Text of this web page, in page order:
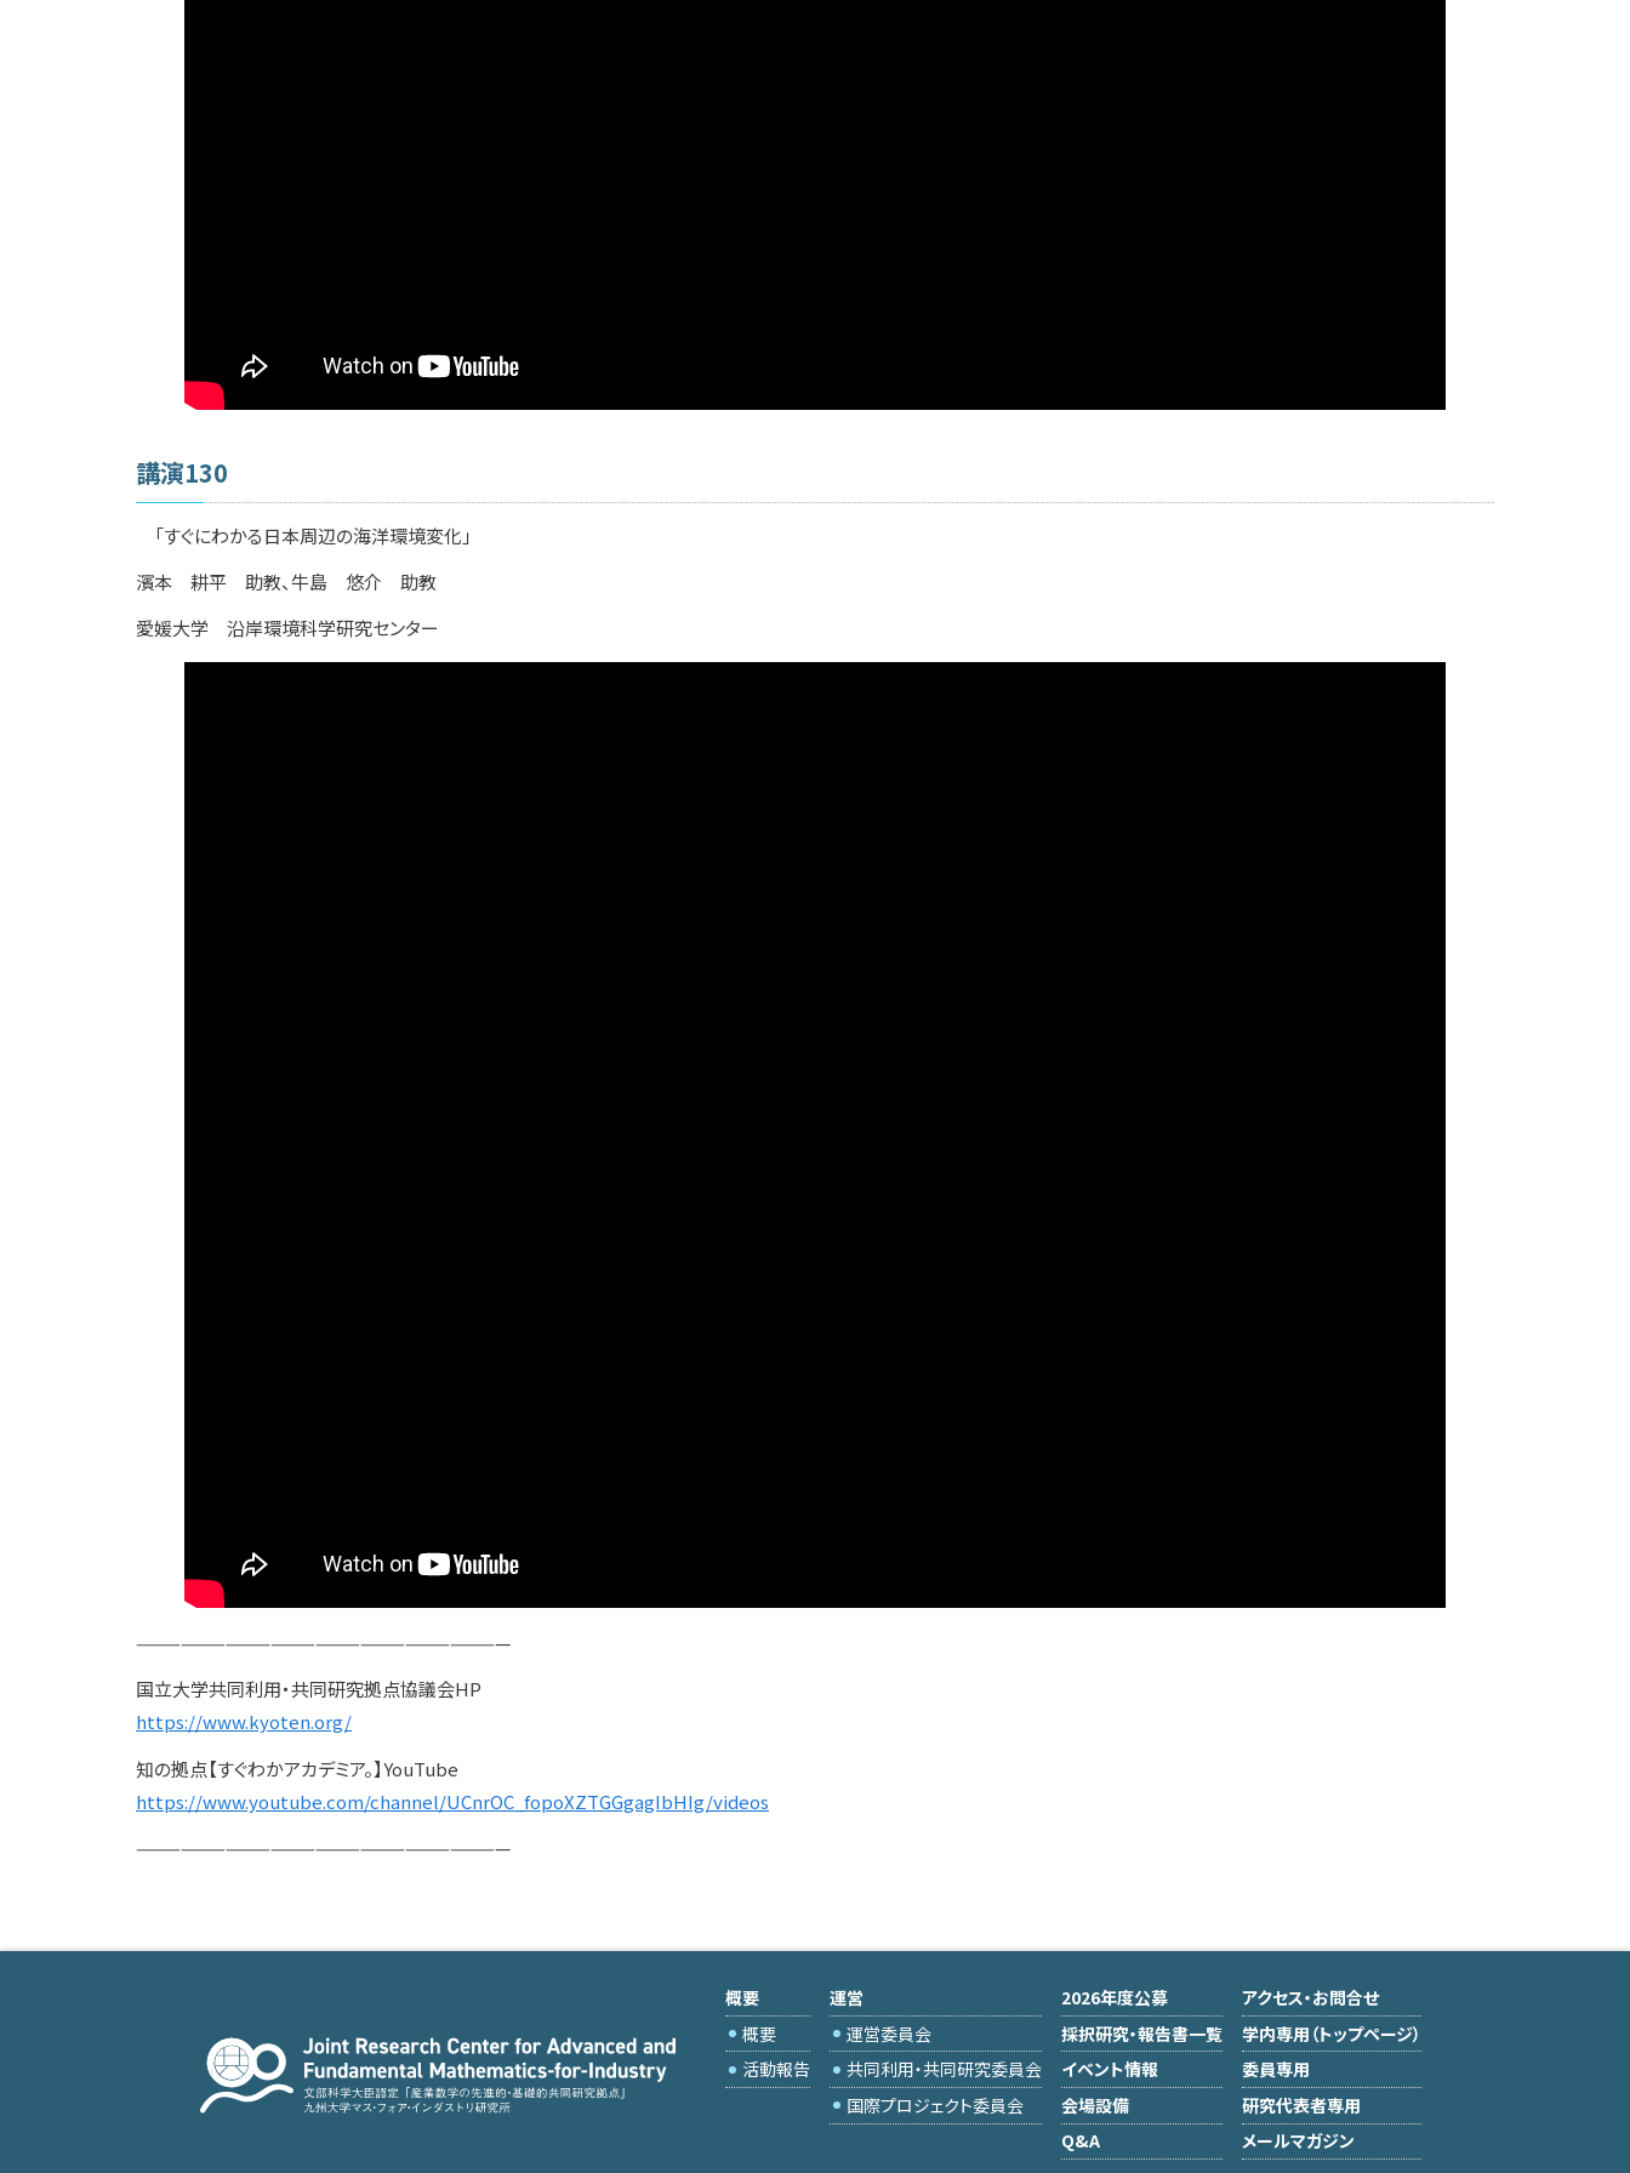
講演130
「すぐにわかる日本周辺の海洋環境変化」
濱本 耕平 助教、牛島 悠介 助教
愛媛大学 沿岸環境科学研究センター
—————————————————————————
国立大学共同利用・共同研究拠点協議会HP
https://www.kyoten.org/
知の拠点【すぐわかアカデミア。】YouTube
https://www.youtube.com/channel/UCnrOC_fopoXZTGGgagIbHIg/videos
—————————————————————————
概要
概要
活動報告
運営
運営委員会
共同利用・共同研究委員会
国際プロジェクト委員会
2026年度公募
採択研究・報告書一覧
イベント情報
会場設備
Q&A
アクセス・お問合せ
学内専用（トップページ）
委員専用
研究代表者専用
メールマガジン